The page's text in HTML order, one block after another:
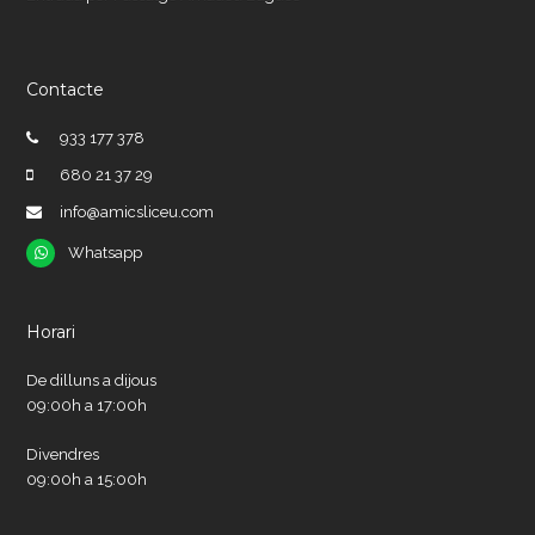
Contacte
933 177 378
680 21 37 29
info@amicsliceu.com
Whatsapp
Whatsapp
Horari
De dilluns a dijous
09:00h a 17:00h
Divendres
09:00h a 15:00h